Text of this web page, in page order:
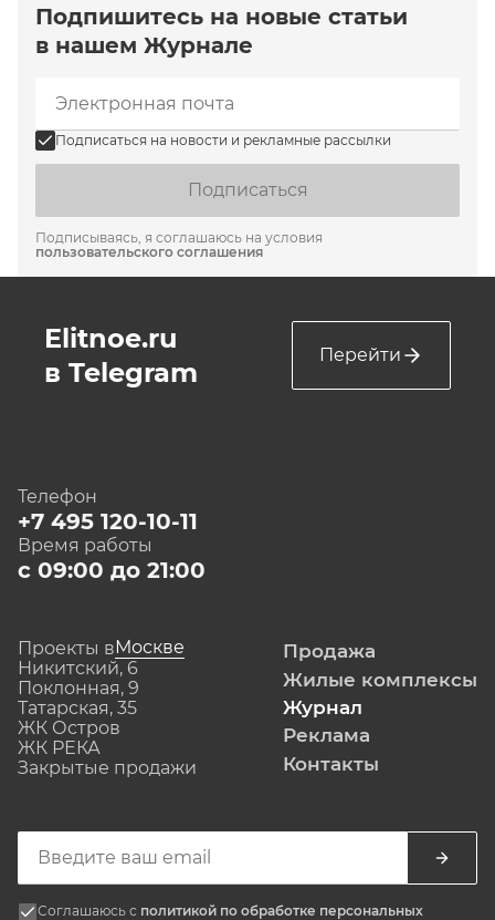
Подпишитесь на новые статьи
в нашем Журнале
Подписаться на новости и рекламные рассылки
Подписаться
Подписываясь, я соглашаюсь на условия
пользовательского соглашения
Elitnoe.ru
в Telegram
Перейти
Телефон
+7 495 120-10-11
Время работы
с 09:00 до 21:00
Проекты вМоскве
Никитский, 6
Поклонная, 9
Татарская, 35
ЖК Остров
ЖК РЕКА
Закрытые продажи
Продажа
Жилые комплексы
Журнал
Реклама
Контакты
Соглашаюсь с политикой по обработке персональных